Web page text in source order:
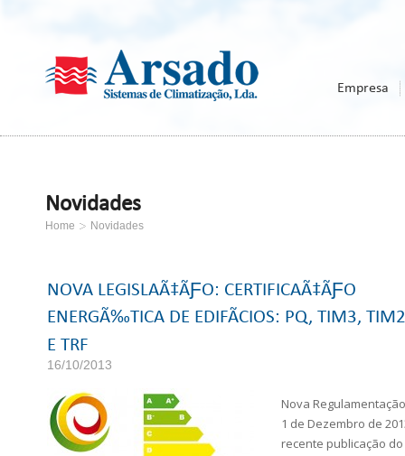
Empresa
Novidades
Home Novidades
NOVA LEGISLAÃ‡ÃƑO: CERTIFICAÃ‡ÃƑO
ENERGÃ‰TICA DE EDIFÃCIOS: PQ, TIM3,
E TRF
16/10/2013
Nova
1 de Dezembro de
recente publicação do